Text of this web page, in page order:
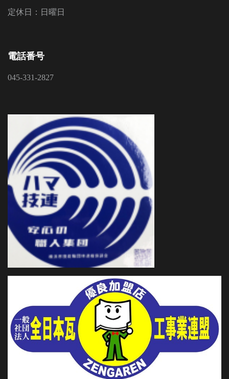
定休日：日曜日
電話番号
045-331-2827